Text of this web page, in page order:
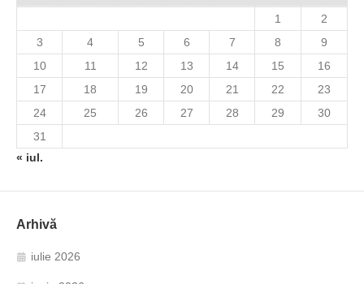
1
2
3
4 5 6 7 8
9
10
11 12 13 14 15
16
17
18 19 20 21 22
23
24
25 26 27 28 29
30
31
« iul.
Arhivă
iulie 2026